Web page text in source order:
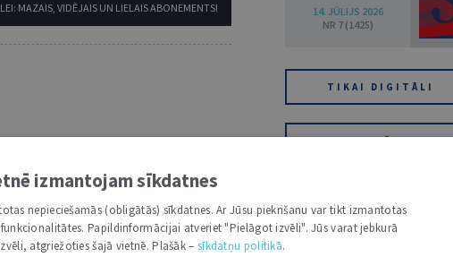
MAZAIS, VIDĒJAIS UN LIELAIS ABONEMENTS!
14. JŪLIJS 2026
NR 7 (1425)
TIKAI DIGITĀLI
PIESAKIES VĒSTKOPAI
izmantojam sīkdatnes
nepieciešamās (obligātās) sīkdatnes. Ar Jūsu piekrišanu var tikt izmantotas
Papildinformācijai atveriet "Pielāgot izvēli". Jūs varat jebkurā
atgriežoties šajā vietnē. Plašāk – sīkdatņu politikā.